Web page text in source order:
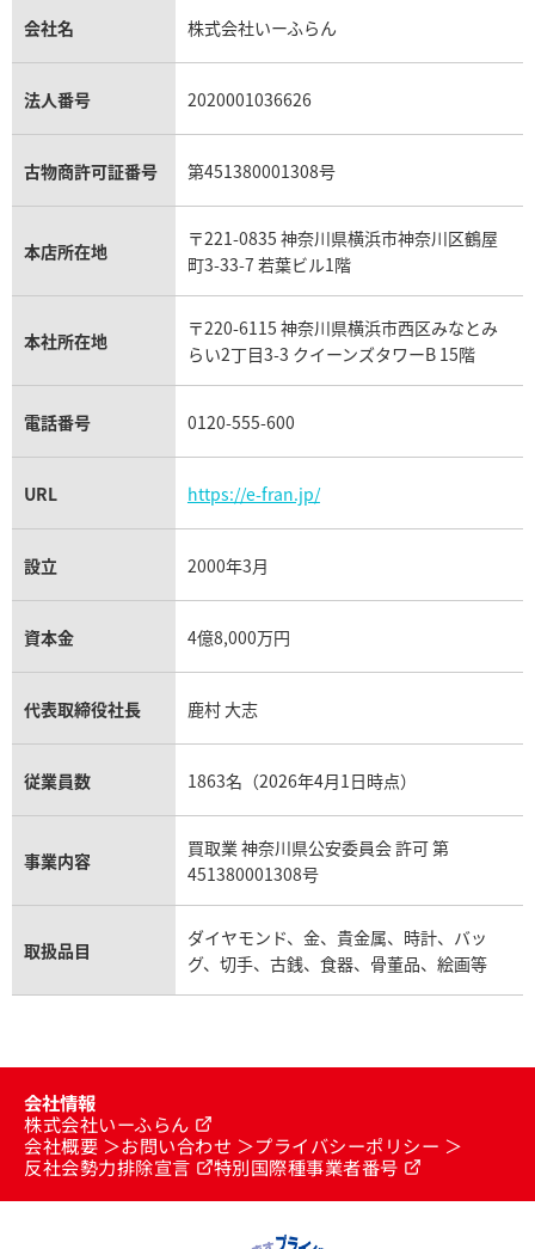
貴金属買取
銀・シルバー買取
パラジウム買取
タンザナイト買取
キャッツアイ買取
アクアマリン買取
パテック フィリップノーチラス買取
ヴァシュロン・コンスタンタン買取
オメガ買取
カルティエ買取
フランク ミュラー買取
リシャール・ミル買取
パネライ買取
チューダー（チュードル）買取
シャネル マトラッセ買取
セリーヌ買取
プラダ買取
ショーメ買取
ダミアーニ買取
モーブッサン買取
会社名 株式会社いーふらん
法人番号 2020001036626
古物商許可証番号 第451380001308号
本店所在地
〒221-0835 神奈川県横浜市神奈川区鶴屋
町3-33-7 若葉ビル1階
本社所在地
〒220-6115 神奈川県横浜市西区みなとみ
らい2丁目3-3 クイーンズタワーB 15階
電話番号 0120-555-600
URL https://e-fran.jp/
設立 2000年3月
資本金 4億8,000万円
代表取締役社長 鹿村 大志
従業員数 1863名（2026年4月1日時点）
事業内容
買取業 神奈川県公安委員会 許可 第
451380001308号
取扱品目
ダイヤモンド、金、貴金属、時計、バッ
グ、切手、古銭、食器、骨董品、絵画等
会社情報
株式会社いーふらん
会社概要
お問い合わせ
プライバシーポリシー
反社会勢力排除宣言
特別国際種事業者番号